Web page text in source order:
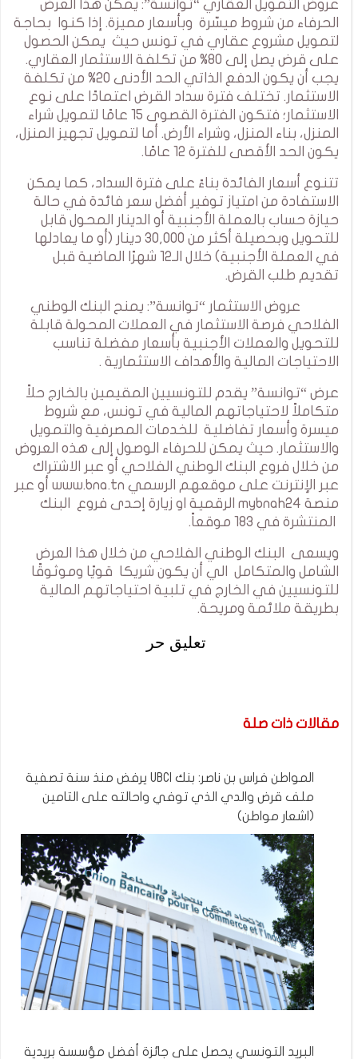
عروض التمويل العقاري “توانسة”: يمكن هذا العرض
الحرفاء من شروط ميسّرة وبأسعار مميزة. إذا كنوا بحاجة
لتمويل مشروع عقاري في تونس حيث يمكن الحصول
على قرض يصل إلى 80% من تكلفة الاستثمار العقاري.
يجب أن يكون الدفع الذاتي الحد الأدنى 20% من تكلفة
الاستثمار. تختلف فترة سداد القرض اعتمادًا على نوع
الاستثمار؛ فتكون الفترة القصوى 15 عامًا لتمويل شراء
المنزل، بناء المنزل، وشراء الأرض. أما لتمويل تجهيز المنزل،
يكون الحد الأقصى للفترة 12 عامًا.
تتنوع أسعار الفائدة بناءً على فترة السداد، كما يمكن
الاستفادة من امتياز توفير أفضل سعر فائدة في حالة
حيازة حساب بالعملة الأجنبية أو الدينار المحول قابل
للتحويل وبحصيلة أكثر من 30,000 دينار (أو ما يعادلها
في العملة الأجنبية) خلال الـ12 شهرًا الماضية قبل
تقديم طلب القرض.
عروض الاستثمار “توانسة”: يمنح البنك الوطني
الفلاحي فرصة الاستثمار في العملات المحولة قابلة
للتحويل والعملات الأجنبية بأسعار مفضلة تناسب
الاحتياجات المالية والأهداف الاستثمارية .
عرض “توانسة” يقدم للتونسيين المقيمين بالخارج حلاً
متكاملاً لاحتياجاتهم المالية في تونس، مع شروط
ميسرة وأسعار تفاضلية للخدمات المصرفية والتمويل
والاستثمار. حيث يمكن للحرفاء الوصول إلى هذه العروض
من خلال فروع البنك الوطني الفلاحي أو عبر الاشتراك
عبر الإنترنت على موقعهم الرسمي www.bna.tn أو عبر
منصة mybnah24 الرقمية او زيارة إحدى فروع البنك
المنتشرة في 183 موقعاً.
ويسعى البنك الوطني الفلاحي من خلال هذا العرض
الشامل والمتكامل الي أن يكون شريكا قويًا وموثوقًا
للتونسيين في الخارج في تلبية احتياجاتهم المالية
بطريقة ملائمة ومريحة.
تعليق حر
مقالات ذات صلة
المواطن فراس بن ناصر: بنك UBCI يرفض منذ سنة تصفية
ملف قرض والدي الذي توفي واحالته على التامين
(اشعار مواطن)
البريد التونسي يحصل على جائزة أفضل مؤسسة بريدية